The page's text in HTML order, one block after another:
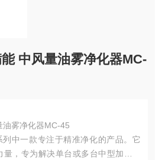
中风量油雾净化器MC-
油雾净化器MC-45
中一款专注于精准净化的产品。它
，专为解决单台或多台中型加工设